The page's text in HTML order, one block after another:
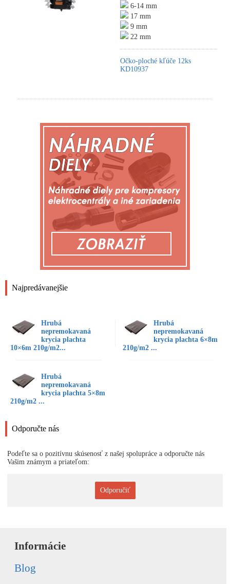
Najpredávanejšie
Hrubá
nepremokavaná
krycia plachta
10×6m 210g/m2...
Hrubá
nepremokavaná
krycia plachta 6×8m
210g/m2 ...
Hrubá
nepremokavaná
krycia plachta 5×8m
210g/m2 ...
Odporučte nás
Podeľte sa o pozitívnu skúsenosť z našej spolupráce a odporučte nás
Vašim známym a priateľom:
Odporučiť
6-14 mm
17 mm
9 mm
22 mm
Očko-ploché kľúče 12ks
KD10937
Informácie
Blog